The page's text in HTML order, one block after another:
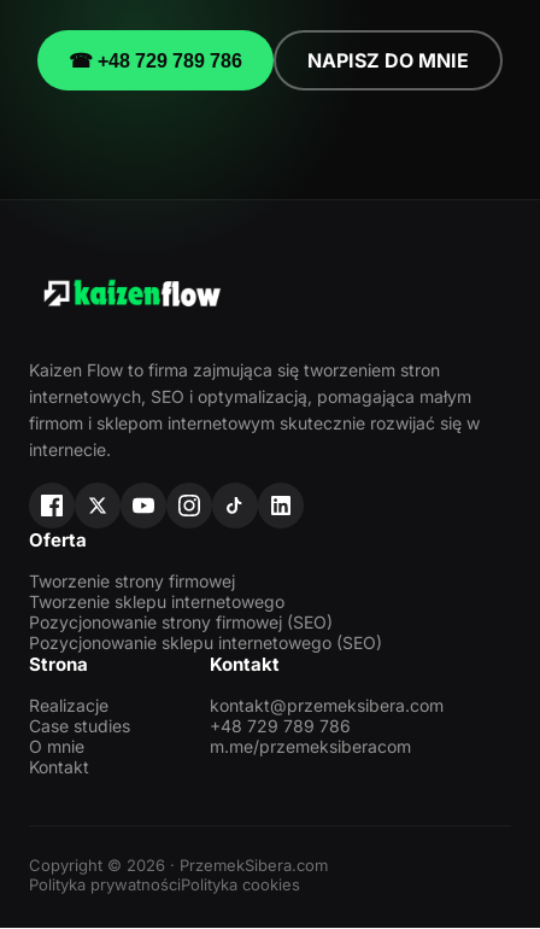
☎ +48 729 789 786 NAPISZ DO MNIE
Kaizen Flow to firma zajmująca się tworzeniem stron
internetowych, SEO i optymalizacją, pomagająca małym
firmom i sklepom internetowym skutecznie rozwijać się w
internecie.
Oferta
Tworzenie strony firmowej
Tworzenie sklepu internetowego
Pozycjonowanie strony firmowej (SEO)
Pozycjonowanie sklepu internetowego (SEO)
Strona
Realizacje
Case studies
O mnie
Kontakt
Kontakt
kontakt@przemeksibera.com
+48 729 789 786
m.me/przemeksiberacom
Copyright © 2026 · PrzemekSibera.com
Polityka prywatnościPolityka cookies